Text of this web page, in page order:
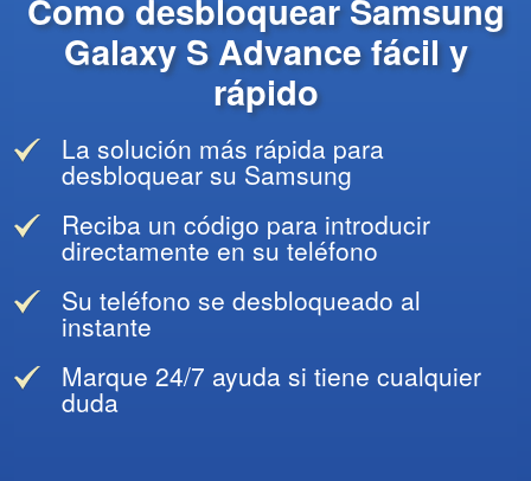
Como desbloquear Samsung
Galaxy S Advance fácil y
rápido
La solución más rápida para
desbloquear su Samsung
Reciba un código para introducir
directamente en su teléfono
Su teléfono se desbloqueado al
instante
Marque 24/7 ayuda si tiene cualquier
duda